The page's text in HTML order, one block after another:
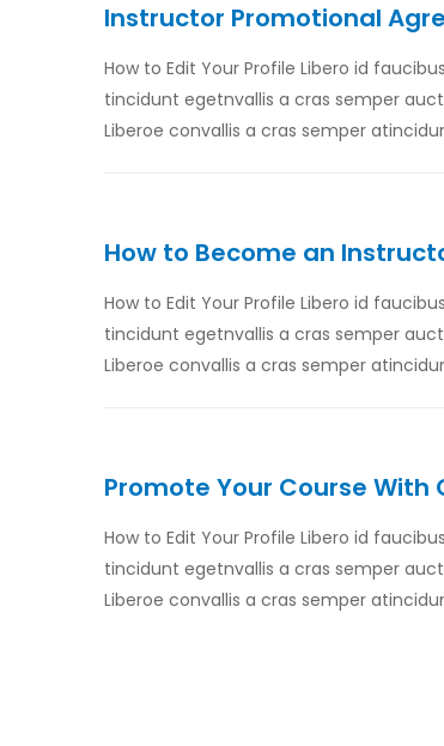
Instructor Promotional
How to Edit Your Profile Libero id
tincidunt egetnvallis a cras semper
Liberoe convallis a cras semper
How to Become an
How to Edit Your Profile Libero id
tincidunt egetnvallis a cras semper
Liberoe convallis a cras semper
Promote Your Course With
How to Edit Your Profile Libero id
tincidunt egetnvallis a cras semper
Liberoe convallis a cras semper